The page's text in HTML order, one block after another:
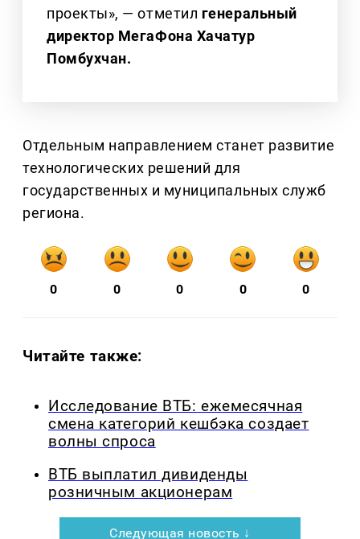
проекты», — отметил генеральный
директор МегаФона Хачатур
Помбухчан.
Отдельным направлением станет развитие
технологических решений для
государственных и муниципальных служб
региона.
0 0 0 0 0
Читайте также:
Исследование ВТБ: ежемесячная
смена категорий кешбэка создает
волны спроса
ВТБ выплатил дивиденды
розничным акционерам
Следующая новость ↓